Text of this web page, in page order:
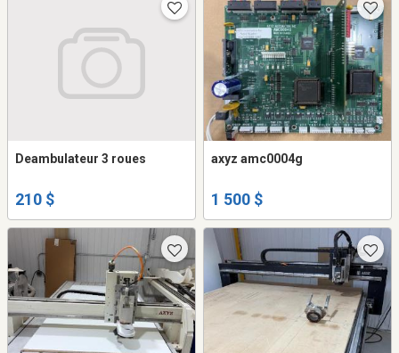
Deambulateur 3 roues
210 $
axyz amc0004g
1 500 $